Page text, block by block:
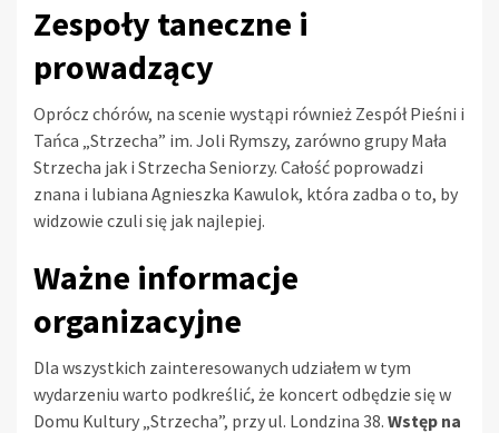
Zespoły taneczne i
prowadzący
Oprócz chórów, na scenie wystąpi również Zespół Pieśni i
Tańca „Strzecha” im. Joli Rymszy, zarówno grupy Mała
Strzecha jak i Strzecha Seniorzy. Całość poprowadzi
znana i lubiana Agnieszka Kawulok, która zadba o to, by
widzowie czuli się jak najlepiej.
Ważne informacje
organizacyjne
Dla wszystkich zainteresowanych udziałem w tym
wydarzeniu warto podkreślić, że koncert odbędzie się w
Domu Kultury „Strzecha”, przy ul. Londzina 38. Wstęp na